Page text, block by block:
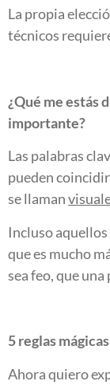
La propia
técnicos
¿Qué me estás
importante?
Las palabras
pueden
se llaman
Incluso
que es mucho
sea feo, que
5 reglas
Ahora quiero